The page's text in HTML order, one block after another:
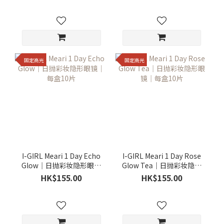
固定高光
I-GIRL Meari 1 Day Echo
Glow｜日抛彩妆隐形眼镜
｜每盒10片
HK$155.00
固定高光
I-GIRL Meari 1 Day Rose
Glow Tea｜日抛彩妆隐形
眼镜｜每盒10片
HK$155.00